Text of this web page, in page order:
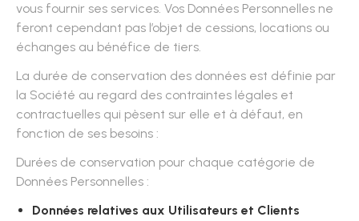
vous fournir ses services. Vos Données Personnelles ne
feront cependant pas l’objet de cessions, locations ou
échanges au bénéfice de tiers.
La durée de conservation des données est définie par
la Société au regard des contraintes légales et
contractuelles qui pèsent sur elle et à défaut, en
fonction de ses besoins :
Durées de conservation pour chaque catégorie de
Données Personnelles :
Données relatives aux Utilisateurs et Clients